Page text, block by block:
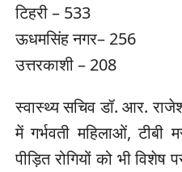
टिहरी – 533
ऊधमसिंह नगर– 256
उत्तरकाशी – 208
स्वास्थ्य सचिव डॉ. आर.
में गर्भवती महिलाओं, टीबी
पीड़ित रोगियों को भी विशेष